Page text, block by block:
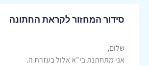
סידור המחזור לקראת החתונה
שלום,
אני מתחתנת בי"א אלול בעזרת ה.